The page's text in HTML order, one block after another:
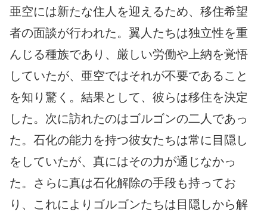
亜空には新たな住人を迎えるため、移住希望
者の面談が行われた。翼人たちは独立性を重
んじる種族であり、厳しい労働や上納を覚悟
していたが、亜空ではそれが不要であること
を知り驚く。結果として、彼らは移住を決定
した。次に訪れたのはゴルゴンの二人であっ
た。石化の能力を持つ彼女たちは常に目隠し
をしていたが、真にはその力が通じなかっ
た。さらに真は石化解除の手段も持ってお
り、これによりゴルゴンたちは目隠しから解